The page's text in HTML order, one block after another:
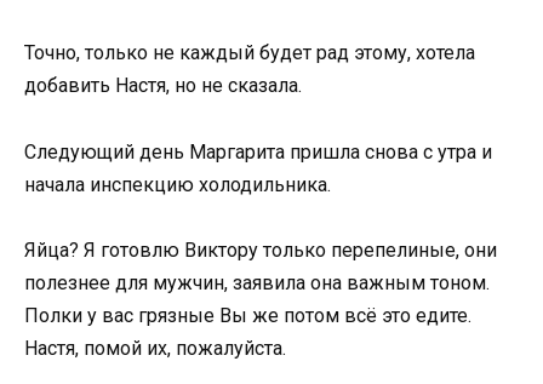
Точно, только не каждый будет рад этому, хотела
добавить Настя, но не сказала.
Следующий день Маргарита пришла снова с утра и
начала инспекцию холодильника.
Яйца? Я готовлю Виктору только перепелиные, они
полезнее для мужчин, заявила она важным тоном.
Полки у вас грязные Вы же потом всё это едите.
Настя, помой их, пожалуйста.